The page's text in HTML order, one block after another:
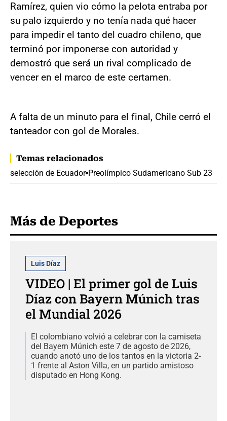
Ramírez, quien vio cómo la pelota entraba por
su palo izquierdo y no tenía nada qué hacer
para impedir el tanto del cuadro chileno, que
terminó por imponerse con autoridad y
demostró que será un rival complicado de
vencer en el marco de este certamen.
A falta de un minuto para el final, Chile cerró el
tanteador con gol de Morales.
Temas relacionados
selección de Ecuador Preolímpico Sudamericano Sub 23
Más de Deportes
Luis Díaz
VIDEO | El primer gol de Luis
Díaz con Bayern Múnich tras
el Mundial 2026
El colombiano volvió a celebrar con la camiseta
del Bayern Múnich este 7 de agosto de 2026,
cuando anotó uno de los tantos en la victoria 2-
1 frente al Aston Villa, en un partido amistoso
disputado en Hong Kong.